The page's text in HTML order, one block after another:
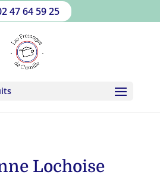
47 64 59 25
Lochoise